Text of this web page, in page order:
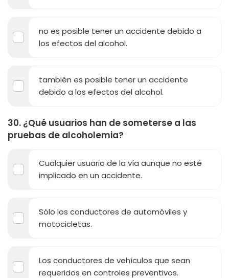
no es posible tener un accidente debido a
los efectos del alcohol.
también es posible tener un accidente
debido a los efectos del alcohol.
30. ¿Qué usuarios han de someterse a las
pruebas de alcoholemia?
Cualquier usuario de la vía aunque no esté
implicado en un accidente.
Sólo los conductores de automóviles y
motocicletas.
Los conductores de vehículos que sean
requeridos en controles preventivos.